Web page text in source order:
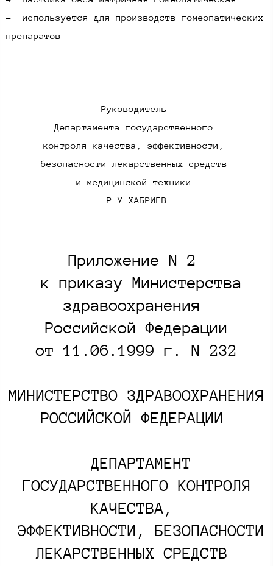
- используется для производств гомеопатических
препаратов​
Руководитель
Департамента государственного
контроля качества, эффективности,
безопасности лекарственных средств
и медицинской техники
Р.У.ХАБРИЕВ​
Приложение N 2
к приказу Министерства
здравоохранения
Российской Федерации
от 11.06.1999 г. N 232​
МИНИСТЕРСТВО ЗДРАВООХРАНЕНИЯ
РОССИЙСКОЙ ФЕДЕРАЦИИ
ДЕПАРТАМЕНТ
ГОСУДАРСТВЕННОГО КОНТРОЛЯ
КАЧЕСТВА,
ЭФФЕКТИВНОСТИ, БЕЗОПАСНОСТИ
ЛЕКАРСТВЕННЫХ СРЕДСТВ